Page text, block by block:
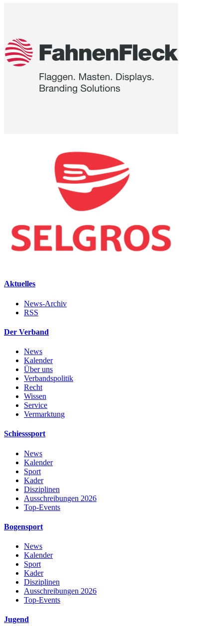
Aktuelles
News-Archiv
RSS
Der Verband
News
Kalender
Über uns
Verbandspolitik
Recht
Wissen
Service
Vermarktung
Schiesssport
News
Kalender
Sport
Kader
Disziplinen
Ausschreibungen 2026
Top-Events
Bogensport
News
Kalender
Sport
Kader
Disziplinen
Ausschreibungen 2026
Top-Events
Jugend